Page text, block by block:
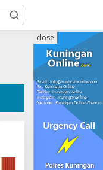
close